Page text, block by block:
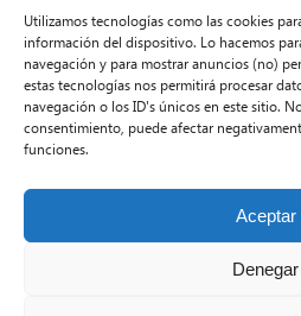
Utilizamos tecnologías como las cookies
información del dispositivo. Lo hacemos
navegación y para mostrar anuncios (no)
estas tecnologías nos permitirá procesar
navegación o los ID's únicos en este sitio.
consentimiento, puede afectar
funciones.
Aceptar
Denegar
Aviso
Términos y
Política de
Contacto
Desarrollo Web